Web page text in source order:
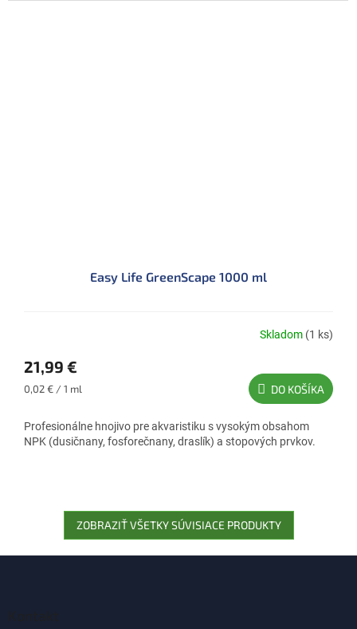
Easy Life GreenScape 1000 ml
Skladom (1 ks)
21,99 €
Jednotková
0,02 € / 1 ml DO KOŠÍKA
Profesionálne hnojivo pre akvaristiku s vysokým obsahom
NPK (dusičnany, fosforečnany, draslík) a stopových prvkov.
ZOBRAZIŤ VŠETKY SÚVISIACE PRODUKTY